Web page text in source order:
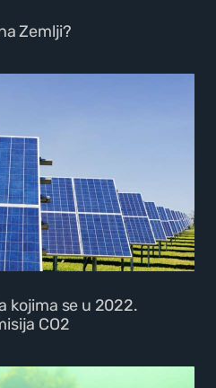
Zemlji?
kojima se u 2022.
CO2